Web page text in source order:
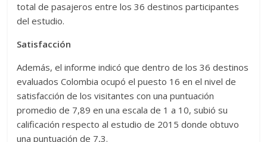
total de pasajeros entre los 36 destinos participantes
del estudio.
Satisfacción
Además, el informe indicó que dentro de los 36 destinos
evaluados Colombia ocupó el puesto 16 en el nivel de
satisfacción de los visitantes con una puntuación
promedio de 7,89 en una escala de 1 a 10, subió su
calificación respecto al estudio de 2015 donde obtuvo
una puntuación de 7,3.